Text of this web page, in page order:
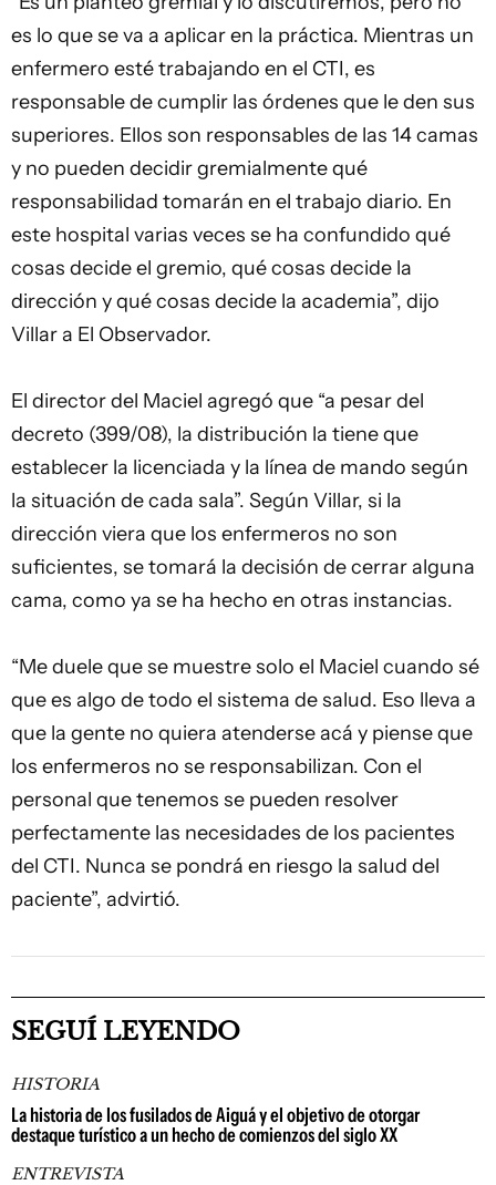
es lo que se va a aplicar en la práctica. Mientras un
enfermero esté trabajando en el CTI, es
responsable de cumplir las órdenes que le den sus
superiores. Ellos son responsables de las 14 camas
y no pueden decidir gremialmente qué
responsabilidad tomarán en el trabajo diario. En
este hospital varias veces se ha confundido qué
cosas decide el gremio, qué cosas decide la
dirección y qué cosas decide la academia”, dijo
Villar a El Observador.
El director del Maciel agregó que “a pesar del
decreto (399/08), la distribución la tiene que
establecer la licenciada y la línea de mando según
la situación de cada sala”. Según Villar, si la
dirección viera que los enfermeros no son
suficientes, se tomará la decisión de cerrar alguna
cama, como ya se ha hecho en otras instancias.
“Me duele que se muestre solo el Maciel cuando sé
que es algo de todo el sistema de salud. Eso lleva a
que la gente no quiera atenderse acá y piense que
los enfermeros no se responsabilizan. Con el
personal que tenemos se pueden resolver
perfectamente las necesidades de los pacientes
del CTI. Nunca se pondrá en riesgo la salud del
paciente”, advirtió.
SEGUÍ LEYENDO
HISTORIA
La historia de los fusilados de Aiguá y el objetivo de otorgar
destaque turístico a un hecho de comienzos del siglo XX
ENTREVISTA